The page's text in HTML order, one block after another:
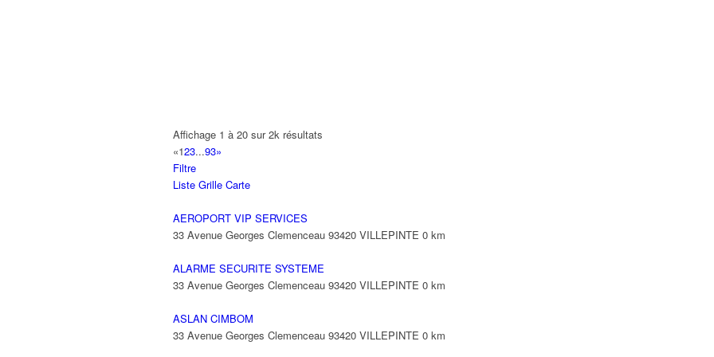
SEALED AIR
22 Avenue des Nations 95944 ROISSY CDG CEDEX
01 48 17 91 90 01 48 17 91 90
UVMI
2 Avenue Sacco et Vanzetti 93420 VILLEPINTE
01 43 84 86 95
Affichage 1 à 20 sur 2k résultats
«123...93»
Filtre
Liste Grille Carte
AEROPORT VIP SERVICES
33 Avenue Georges Clemenceau 93420 VILLEPINTE 0 km
ALARME SECURITE SYSTEME
33 Avenue Georges Clemenceau 93420 VILLEPINTE 0 km
ASLAN CIMBOM
33 Avenue Georges Clemenceau 93420 VILLEPINTE 0 km